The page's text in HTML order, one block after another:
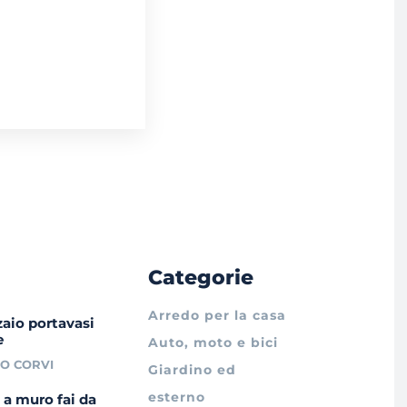
portavasi
CORVI
muro fai da
Categorie
Arredo per la casa
Auto, moto e bici
Giardino ed
esterno